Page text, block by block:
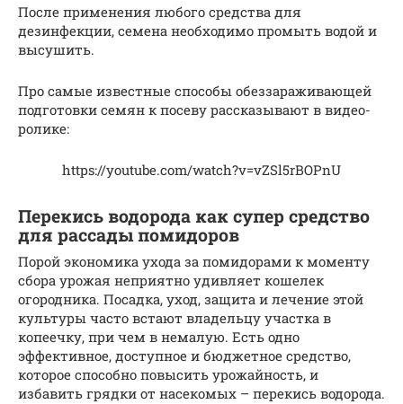
После применения любого средства для
дезинфекции, семена необходимо промыть водой и
высушить.
Про самые известные способы обеззараживающей
подготовки семян к посеву рассказывают в видео-
ролике:
https://youtube.com/watch?v=vZSl5rBOPnU
Перекись водорода как супер средство
для рассады помидоров
Порой экономика ухода за помидорами к моменту
сбора урожая неприятно удивляет кошелек
огородника. Посадка, уход, защита и лечение этой
культуры часто встают владельцу участка в
копеечку, при чем в немалую. Есть одно
эффективное, доступное и бюджетное средство,
которое способно повысить урожайность, и
избавить грядки от насекомых – перекись водорода.